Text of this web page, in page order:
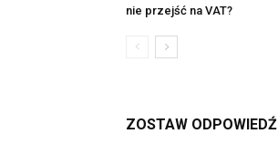
nie przejść na VAT?
ZOSTAW ODPOWIEDŹ